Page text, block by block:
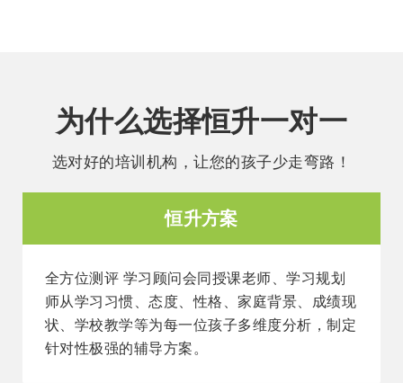
为什么选择恒升一对一
选对好的培训机构，让您的孩子少走弯路！
恒升方案
全方位测评 学习顾问会同授课老师、学习规划
师从学习习惯、态度、性格、家庭背景、成绩现
状、学校教学等为每一位孩子多维度分析，制定
针对性极强的辅导方案。